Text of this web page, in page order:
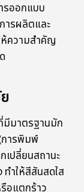
รออกแบบ
ารผลิตและ
ห้ความสำคัญ
มีมาตรฐานมัก
การพิมพ์
เปลี่ยนสถานะ
ทำให้สีสันสดใส
อแตกร้าว